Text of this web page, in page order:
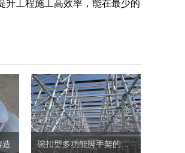
升工程施工高效率，能在最少的
造 碗扣型多功能脚手架的搭设要求